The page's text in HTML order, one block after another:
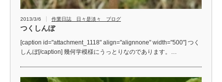
2013/3/6 作業日誌 日々是淡々 ブログ
つくしんぼ
[caption id="attachment_1118" align="alignnone" width="500"] つく
しんぼ[/caption] 幾何学模様にうっとりなのであります。…